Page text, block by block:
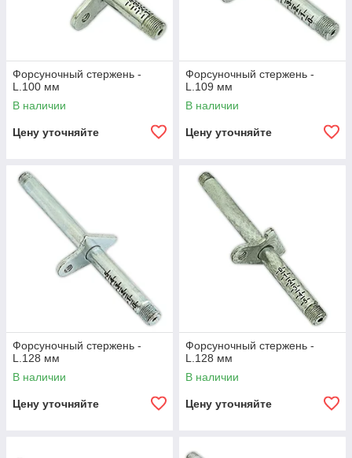
Форсуночный стержень -
L.100 мм
В наличии
Цену уточняйте
Форсуночный стержень -
L.109 мм
В наличии
Цену уточняйте
Форсуночный стержень -
L.128 мм
В наличии
Цену уточняйте
Форсуночный стержень -
L.128 мм
В наличии
Цену уточняйте